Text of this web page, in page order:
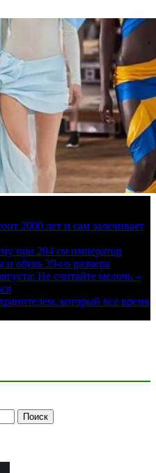
2000 лет и сам залечивает
при 204 см император
обувь 39-го размера
Не считайте мелочь –
который все время